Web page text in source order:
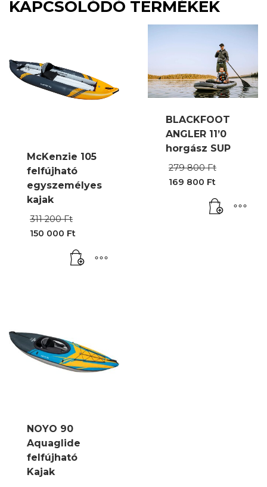
KAPCSOLÓDÓ TERMÉKEK
McKenzie 105
felfújható
egyszemélyes
kajak
311 200Ft
200 Ft.
150 000 Ft
BLACKFOOT
ANGLER 11’0
horgász SUP
279 800Ft
800 Ft.
169 800 Ft
NOYO 90
Aquaglide
felfújható
Kajak